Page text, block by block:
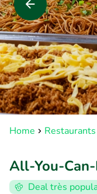
Home Restaurants
All-You-
Deal très